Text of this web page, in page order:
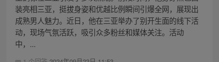
装亮相三亚，挺拔身姿和优越比例瞬间引爆全网，展现出
成熟男人魅力。近日，他在三亚举办了别开生面的线下活
动，现场气氛活跃，吸引众多粉丝和媒体关注。活动
中，...